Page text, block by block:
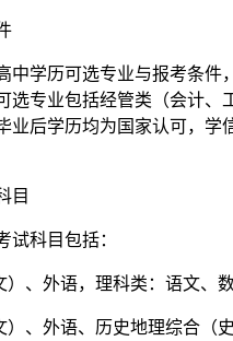
中学历可选专业与报考条
选专业包括经管类（会计
业后学历均为国家认可，
目
试科目包括：
、外语，理科类：语文、
、外语、历史地理综合（